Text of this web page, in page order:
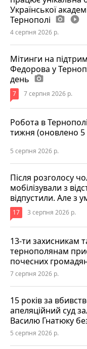
Української
Тернополі photo_camera play_circle_filled
4 серпня 2026 р.
Мітинги на
Федорова у
день photo_camera
7 7 серпня 2026 р.
Робота в
тижня (оновлено 5
5 серпня 2026 р.
Після розголосу
мобілізували з
відпустили. Але з
17 3 серпня 2026 р.
13-ти захисникам
тернополянам
почесних
7 серпня 2026 р.
15 років за
апеляційний суд
Василю Гнатюку
5 серпня 2026 р.